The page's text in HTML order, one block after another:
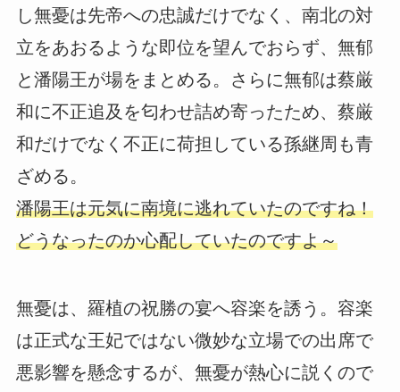
し無憂は先帝への忠誠だけでなく、南北の対
立をあおるような即位を望んでおらず、無郁
と潘陽王が場をまとめる。さらに無郁は蔡厳
和に不正追及を匂わせ詰め寄ったため、蔡厳
和だけでなく不正に荷担している孫継周も青
ざめる。
潘陽王は元気に南境に逃れていたのですね！
どうなったのか心配していたのですよ～
無憂は、羅植の祝勝の宴へ容楽を誘う。容楽
は正式な王妃ではない微妙な立場での出席で
悪影響を懸念するが、無憂が熱心に説くので